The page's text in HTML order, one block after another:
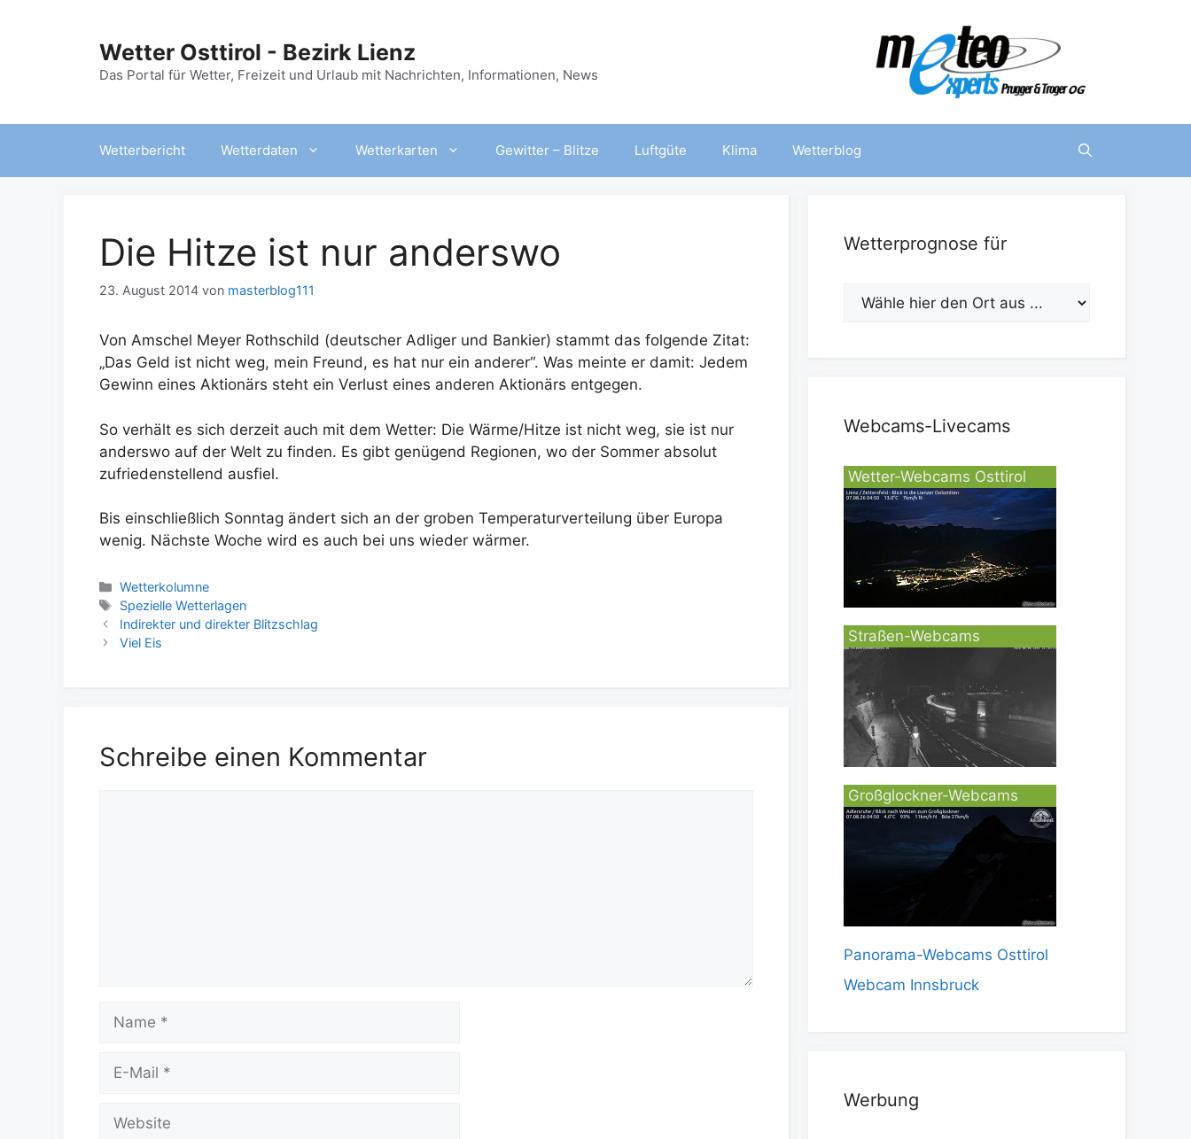
Wetter Osttirol - Bezirk Lienz
Das Portal für Wetter, Freizeit und Urlaub mit Nachrichten, Informationen, News
Wetterbericht Wetterdaten Wetterkarten Gewitter – Blitze Luftgüte Klima Wetterblog
Die Hitze ist nur anderswo
23. August 2014 von masterblog111
Von Amschel Meyer Rothschild (deutscher Adliger und Bankier) stammt das folgende Zitat:
„Das Geld ist nicht weg, mein Freund, es hat nur ein anderer“. Was meinte er damit: Jedem
Gewinn eines Aktionärs steht ein Verlust eines anderen Aktionärs entgegen.
So verhält es sich derzeit auch mit dem Wetter: Die Wärme/Hitze ist nicht weg, sie ist nur
anderswo auf der Welt zu finden. Es gibt genügend Regionen, wo der Sommer absolut
zufriedenstellend ausfiel.
Bis einschließlich Sonntag ändert sich an der groben Temperaturverteilung über Europa
wenig. Nächste Woche wird es auch bei uns wieder wärmer.
Kategorien
Wetterkolumne
Schlagwörter
Spezielle Wetterlagen
Indirekter und direkter Blitzschlag
Viel Eis
Schreibe einen Kommentar
Name
Website
Wetterprognose für
Webcams-Livecams
Wetter-Webcams Osttirol
Straßen-Webcams
Großglockner-Webcams
Panorama-Webcams Osttirol
Webcam Innsbruck
Werbung